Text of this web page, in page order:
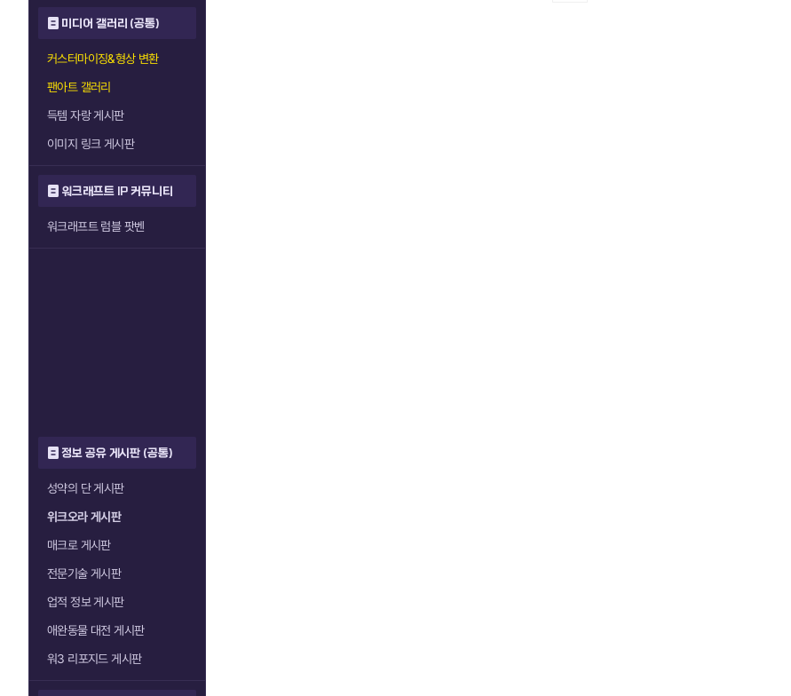
미디어 갤러리 (공통)
커스터마이징&형상 변환
팬아트 갤러리
득템 자랑 게시판
이미지 링크 게시판
워크래프트 IP 커뮤니티
워크래프트 럼블 팟벤
정보 공유 게시판 (공통)
성약의 단 게시판
위크오라 게시판
매크로 게시판
전문기술 게시판
업적 정보 게시판
애완동물 대전 게시판
워3 리포지드 게시판